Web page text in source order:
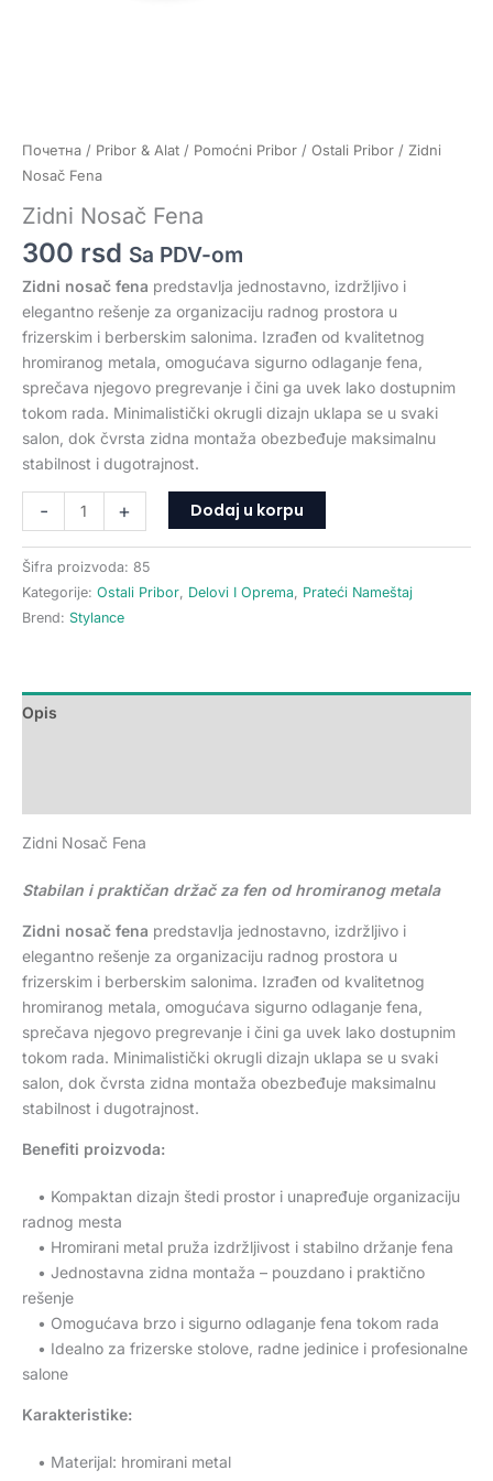
Почетна / Pribor & Alat / Pomoćni Pribor / Ostali Pribor / Zidni
Nosač Fena
Zidni Nosač Fena
300 rsd Sa PDV-om
Zidni nosač fena predstavlja jednostavno, izdržljivo i
elegantno rešenje za organizaciju radnog prostora u
frizerskim i berberskim salonima. Izrađen od kvalitetnog
hromiranog metala, omogućava sigurno odlaganje fena,
sprečava njegovo pregrevanje i čini ga uvek lako dostupnim
tokom rada. Minimalistički okrugli dizajn uklapa se u svaki
salon, dok čvrsta zidna montaža obezbeđuje maksimalnu
stabilnost i dugotrajnost.
- + Dodaj u korpu
Šifra proizvoda: 85
Kategorije: Ostali Pribor Delovi I Oprema
Prateći Nameštaj
Brend: Stylance
Opis
Zidni Nosač Fena
Stabilan i praktičan držač za fen od hromiranog metala
Zidni nosač fena predstavlja jednostavno, izdržljivo i
elegantno rešenje za organizaciju radnog prostora u
frizerskim i berberskim salonima. Izrađen od kvalitetnog
hromiranog metala, omogućava sigurno odlaganje fena,
sprečava njegovo pregrevanje i čini ga uvek lako dostupnim
tokom rada. Minimalistički okrugli dizajn uklapa se u svaki
salon, dok čvrsta zidna montaža obezbeđuje maksimalnu
stabilnost i dugotrajnost.
Benefiti proizvoda:
• Kompaktan dizajn štedi prostor i unapređuje organizaciju
radnog mesta
• Hromirani metal pruža izdržljivost i stabilno držanje fena
• Jednostavna zidna montaža – pouzdano i praktično
rešenje
• Omogućava brzo i sigurno odlaganje fena tokom rada
• Idealno za frizerske stolove, radne jedinice i profesionalne
salone
Karakteristike:
• Materijal: hromirani metal